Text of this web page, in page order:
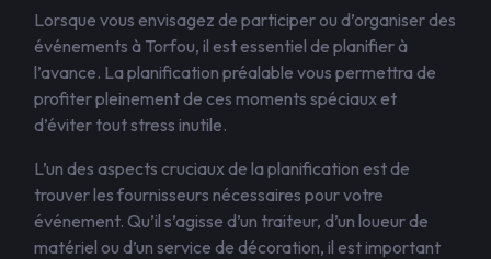
Lorsque vous envisagez de participer ou d’organiser des
événements à Torfou, il est essentiel de planifier à
l’avance. La planification préalable vous permettra de
profiter pleinement de ces moments spéciaux et
d’éviter tout stress inutile.
L’un des aspects cruciaux de la planification est de
trouver les fournisseurs nécessaires pour votre
événement. Qu’il s’agisse d’un traiteur, d’un loueur de
matériel ou d’un service de décoration, il est important